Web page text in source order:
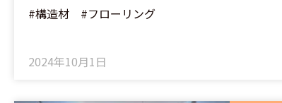
#構造材 #フローリング
2024年10月1日